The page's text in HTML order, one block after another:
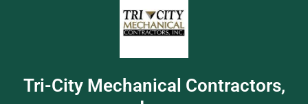
Tri-City Mechanical Contractors,